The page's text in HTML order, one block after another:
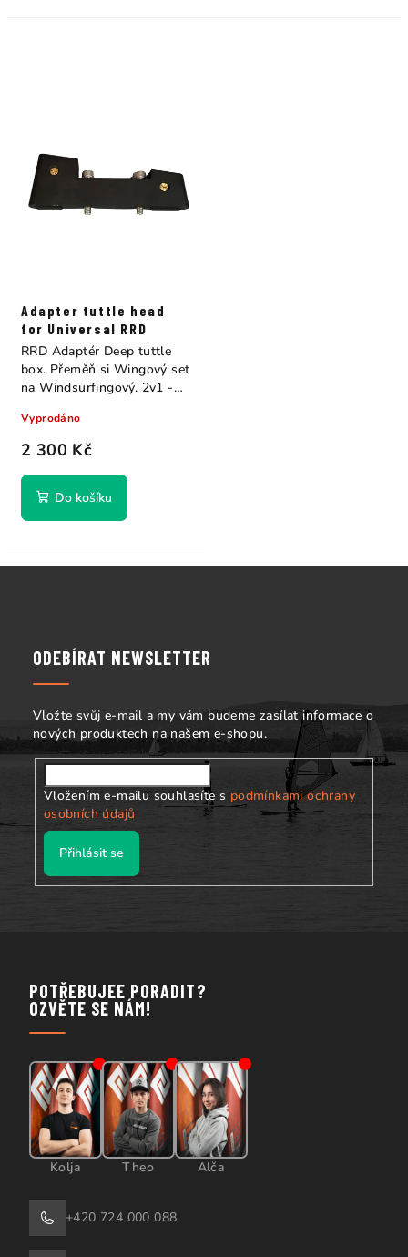
Adapter tuttle head
for Universal RRD
2 300 Kč
Vyprodáno
Do košíku
RRD Adaptér Deep tuttle
box. Přeměň si Wingový set
na Windsurfingový. 2v1 -
ODEBÍRAT NEWSLETTER
Vložte svůj e-mail a my vám budeme zasílat informace o
nových produktech na našem e-shopu.
Vložením e-mailu souhlasíte s podmínkami ochrany
osobních údajů
Přihlásit se
POTŘEBUJEE PORADIT?
OZVĚTE SE NÁM!
Kolja Theo Alča
+420 724 000 088